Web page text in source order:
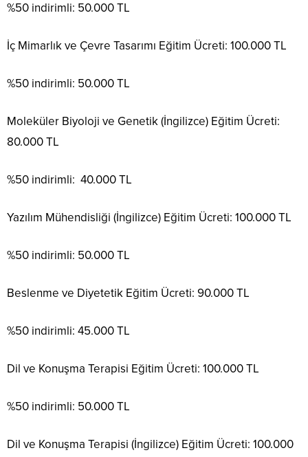
%50 indirimli: 50.000 TL
İç Mimarlık ve Çevre Tasarımı Eğitim Ücreti: 100.000 TL
%50 indirimli: 50.000 TL
Moleküler Biyoloji ve Genetik (İngilizce) Eğitim Ücreti:
80.000 TL
%50 indirimli: 40.000 TL
Yazılım Mühendisliği (İngilizce) Eğitim Ücreti: 100.000 TL
%50 indirimli: 50.000 TL
Beslenme ve Diyetetik Eğitim Ücreti: 90.000 TL
%50 indirimli: 45.000 TL
Dil ve Konuşma Terapisi Eğitim Ücreti: 100.000 TL
%50 indirimli: 50.000 TL
Dil ve Konuşma Terapisi (İngilizce) Eğitim Ücreti: 100.000